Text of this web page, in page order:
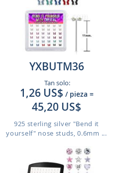
YXBUTM36
Tan solo:
1,26 US$ / pieza =
45,20 US$
925 sterling silver "Bend it
yourself" nose studs, 0.6mm ...